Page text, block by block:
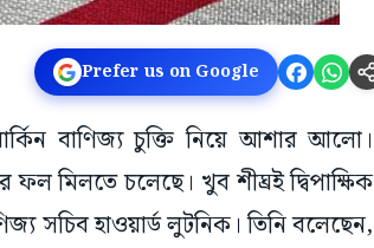
Prefer us on Google
বাণিজ্য চুক্তি নিয়ে আশার আলো।
মিলতে চলেছে। খুব শীঘ্রই দ্বিপাক্ষিক
সচিব হাওয়ার্ড লুটনিক। তিনি বলেছেন,